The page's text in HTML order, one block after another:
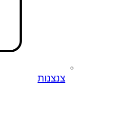
צנצנות